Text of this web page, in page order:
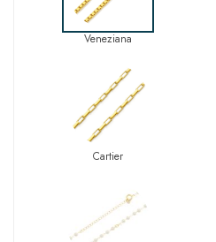
Veneziana
Cartier